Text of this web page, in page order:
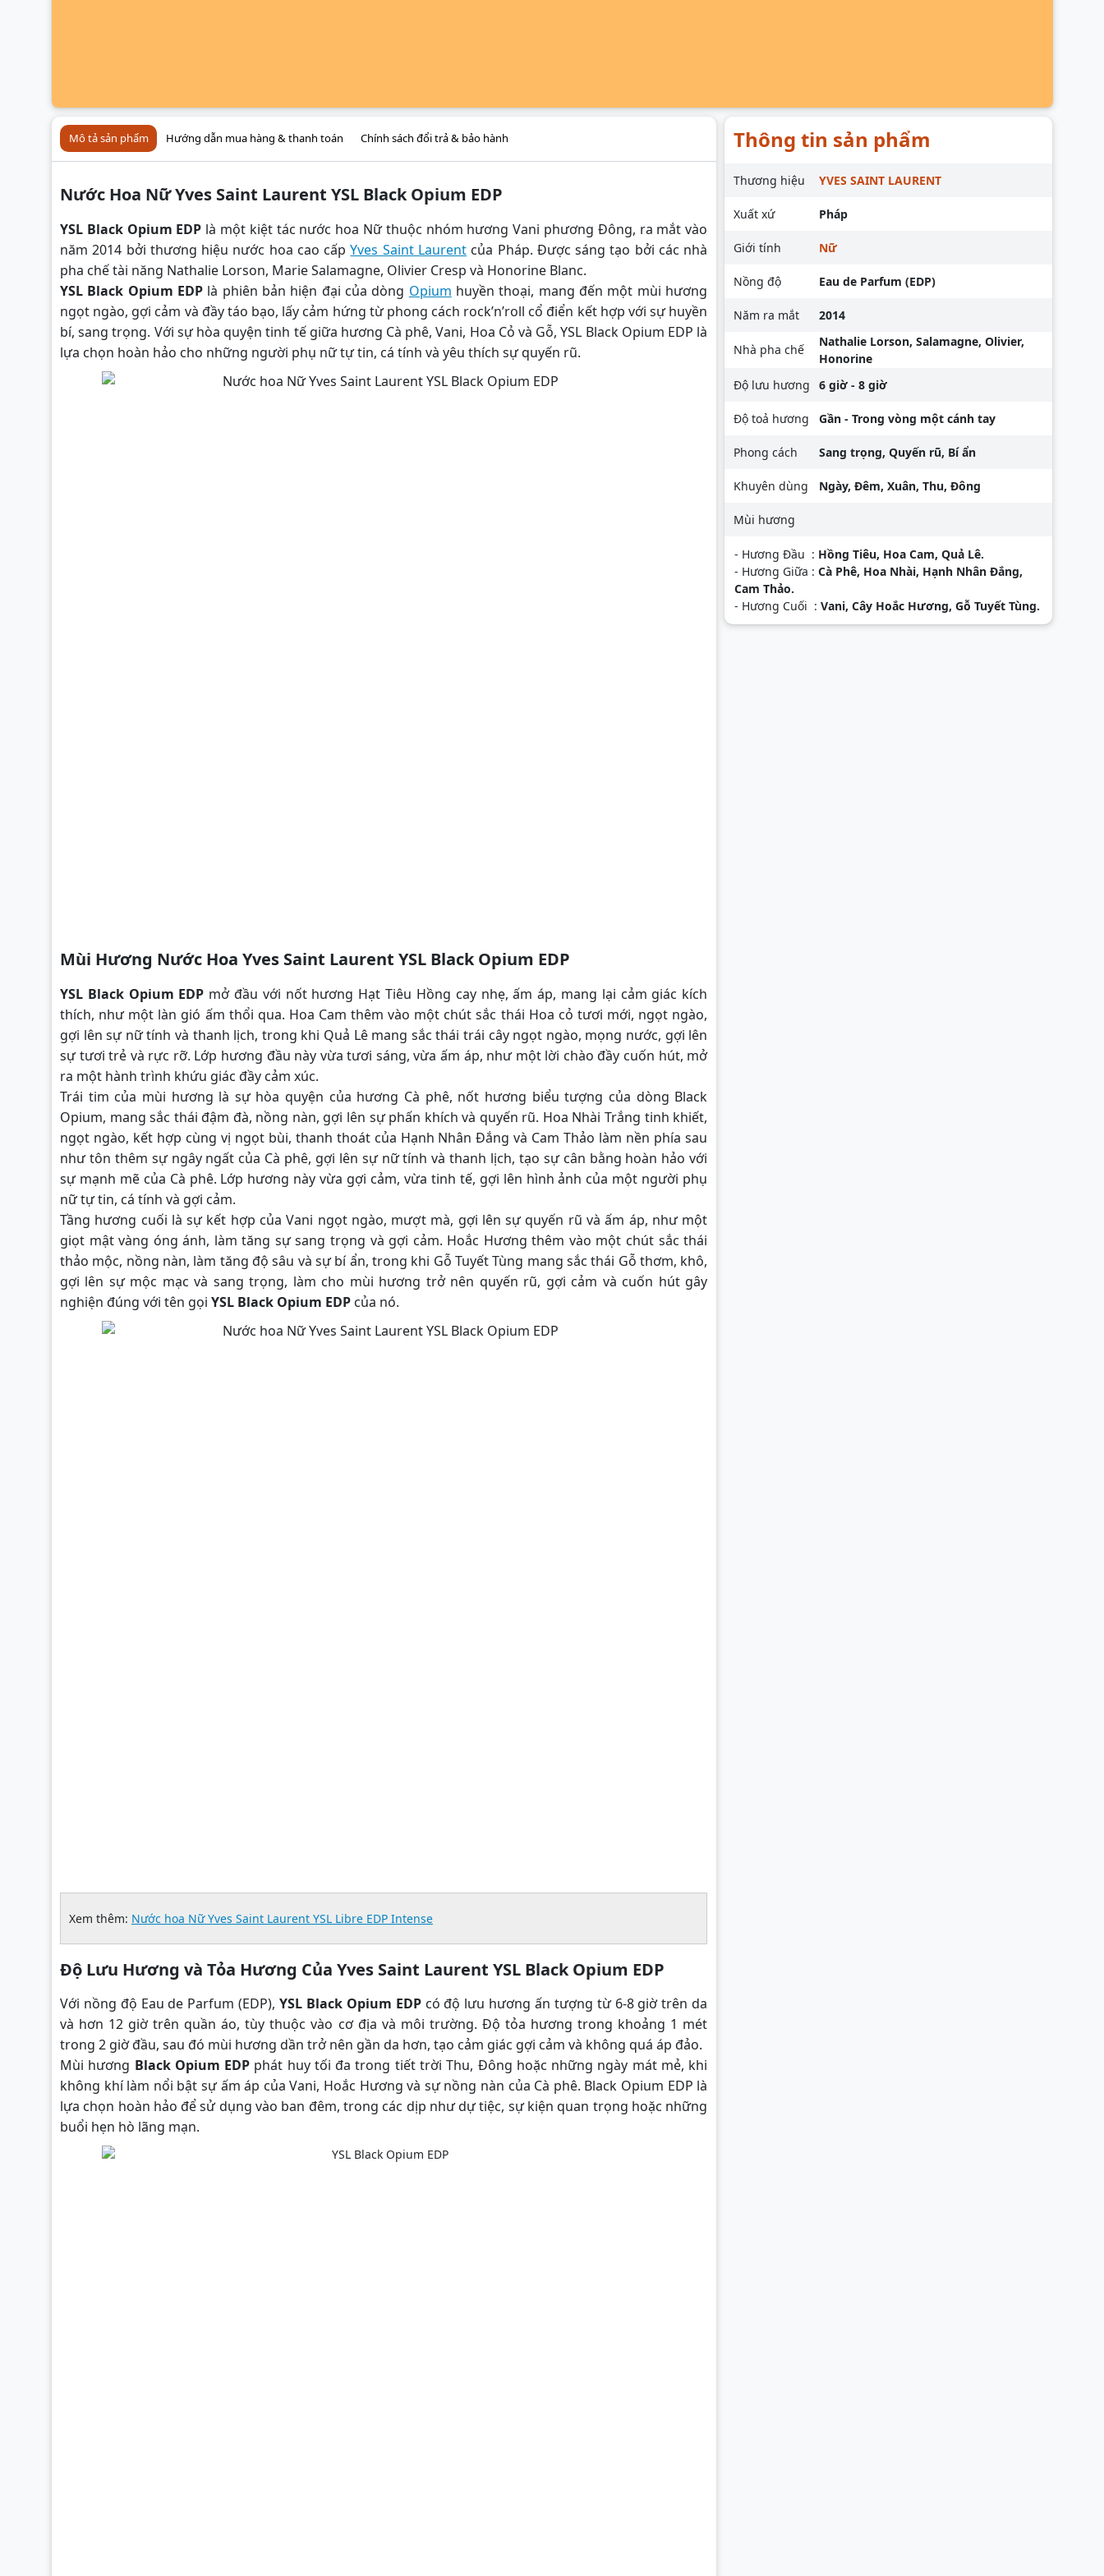
Mô tả sản phẩm Hướng dẫn mua hàng & thanh toán Chính sách đổi trả & bảo hành
Nước Hoa Nữ Yves Saint Laurent YSL Black Opium EDP
YSL Black Opium EDP là một kiệt tác nước hoa Nữ thuộc nhóm hương Vani phương Đông, ra mắt vào
năm 2014 bởi thương hiệu nước hoa cao cấpYves Saint Laurent của Pháp. Được sáng tạo bởi các nhà
pha chế tài năng Nathalie Lorson, Marie Salamagne, Olivier Cresp và Honorine Blanc.
YSL Black Opium EDP là phiên bản hiện đại của dòng Opium huyền thoại, mang đến một mùi hương
ngọt ngào, gợi cảm và đầy táo bạo, lấy cảm hứng từ phong cách rock’n’roll cổ điển kết hợp với sự huyền
bí, sang trọng. Với sự hòa quyện tinh tế giữa hương Cà phê, Vani, Hoa Cỏ và Gỗ, YSL Black Opium EDP là
lựa chọn hoàn hảo cho những người phụ nữ tự tin, cá tính và yêu thích sự quyến rũ.
Mùi Hương Nước Hoa Yves Saint Laurent YSL Black Opium EDP
YSL Black Opium EDP mở đầu với nốt hương Hạt Tiêu Hồng cay nhẹ, ấm áp, mang lại cảm giác kích
thích, như một làn gió ấm thổi qua. Hoa Cam thêm vào một chút sắc thái Hoa cỏ tươi mới, ngọt ngào,
gợi lên sự nữ tính và thanh lịch, trong khi Quả Lê mang sắc thái trái cây ngọt ngào, mọng nước, gợi lên
sự tươi trẻ và rực rỡ. Lớp hương đầu này vừa tươi sáng, vừa ấm áp, như một lời chào đầy cuốn hút, mở
ra một hành trình khứu giác đầy cảm xúc.
Trái tim của mùi hương là sự hòa quyện của hương Cà phê, nốt hương biểu tượng của dòng Black
Opium, mang sắc thái đậm đà, nồng nàn, gợi lên sự phấn khích và quyến rũ. Hoa Nhài Trắng tinh khiết,
ngọt ngào, kết hợp cùng vị ngọt bùi, thanh thoát của Hạnh Nhân Đắng và Cam Thảo làm nền phía sau
như tôn thêm sự ngây ngất của Cà phê, gợi lên sự nữ tính và thanh lịch, tạo sự cân bằng hoàn hảo với
sự mạnh mẽ của Cà phê. Lớp hương này vừa gợi cảm, vừa tinh tế, gợi lên hình ảnh của một người phụ
nữ tự tin, cá tính và gợi cảm.
Tầng hương cuối là sự kết hợp của Vani ngọt ngào, mượt mà, gợi lên sự quyến rũ và ấm áp, như một
giọt mật vàng óng ánh, làm tăng sự sang trọng và gợi cảm. Hoắc Hương thêm vào một chút sắc thái
thảo mộc, nồng nàn, làm tăng độ sâu và sự bí ẩn, trong khi Gỗ Tuyết Tùng mang sắc thái Gỗ thơm, khô,
gợi lên sự mộc mạc và sang trọng, làm cho mùi hương trở nên quyến rũ, gợi cảm và cuốn hút gây
nghiện đúng với tên gọi YSL Black Opium EDP của nó.
Xem thêm: Nước hoa Nữ Yves Saint Laurent YSL Libre EDP Intense
Độ Lưu Hương và Tỏa Hương Của Yves Saint Laurent YSL Black Opium EDP
Với nồng độ Eau de Parfum (EDP),YSL Black Opium EDPcó độ lưu hương ấn tượng từ 6-8 giờ trên da
và hơn 12 giờ trên quần áo, tùy thuộc vào cơ địa và môi trường. Độ tỏa hương trong khoảng 1 mét
trong 2 giờ đầu, sau đó mùi hương dần trở nên gần da hơn, tạo cảm giác gợi cảm và không quá áp đảo.
Mùi hương Black Opium EDP phát huy tối đa trong tiết trời Thu, Đông hoặc những ngày mát mẻ, khi
không khí làm nổi bật sự ấm áp của Vani, Hoắc Hương và sự nồng nàn của Cà phê. Black Opium EDP là
lựa chọn hoàn hảo để sử dụng vào ban đêm, trong các dịp như dự tiệc, sự kiện quan trọng hoặc những
buổi hẹn hò lãng mạn.
Thông tin sản phẩm
Thương hiệu YVES SAINT LAURENT
Xuất xứ Pháp
Giới tính Nữ
Nồng độ Eau de Parfum (EDP)
Năm ra mắt 2014
Nhà pha chế
Nathalie Lorson, Salamagne, Olivier,
Honorine
Độ lưu hương
6 giờ - 8 giờ
Độ toả hương Gần - Trong vòng một cánh tay
Phong cách Sang trọng, Quyến rũ, Bí ẩn
Khuyên dùng Ngày, Đêm, Xuân, Thu, Đông
Mùi hương
- Hương Đầu : Hồng Tiêu, Hoa Cam, Quả Lê.
- Hương Giữa : Cà Phê, Hoa Nhài, Hạnh Nhân Đắng,
Cam Thảo.
- Hương Cuối : Vani, Cây Hoắc Hương, Gỗ Tuyết Tùng.